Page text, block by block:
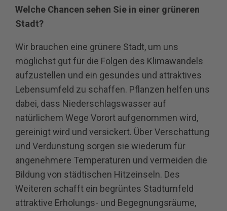
Welche Chancen sehen Sie in einer grüneren
Stadt?
Wir brauchen eine grünere Stadt, um uns
möglichst gut für die Folgen des Klimawandels
aufzustellen und ein gesundes und attraktives
Lebensumfeld zu schaffen. Pflanzen helfen uns
dabei, dass Niederschlagswasser auf
natürlichem Wege Vorort aufgenommen wird,
gereinigt wird und versickert. Über Verschattung
und Verdunstung sorgen sie wiederum für
angenehmere Temperaturen und vermeiden die
Bildung von städtischen Hitzeinseln. Des
Weiteren schafft ein begrüntes Stadtumfeld
attraktive Erholungs- und Begegnungsräume,